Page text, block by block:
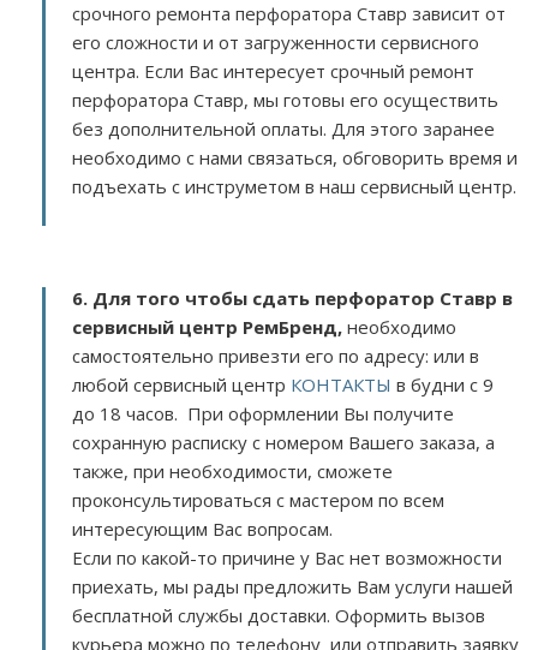
срочного ремонта перфоратора Ставр зависит от
его сложности и от загруженности сервисного
центра. Если Вас интересует срочный ремонт
перфоратора Ставр, мы готовы его осуществить
без дополнительной оплаты. Для этого заранее
необходимо с нами связаться, обговорить время и
подъехать с инструметом в наш сервисный центр.
6. Для того чтобы сдать перфоратор Ставр в
сервисный центр РемБренд, необходимо
самостоятельно привезти его по адресу: или в
любой сервисный центр КОНТАКТЫ в будни с 9
до 18 часов. При оформлении Вы получите
сохранную расписку с номером Вашего заказа, а
также, при необходимости, сможете
проконсультироваться с мастером по всем
интересующим Вас вопросам.
Если по какой-то причине у Вас нет возможности
приехать, мы рады предложить Вам услуги нашей
бесплатной службы доставки. Оформить вызов
курьера можно по телефону или отправить заявку